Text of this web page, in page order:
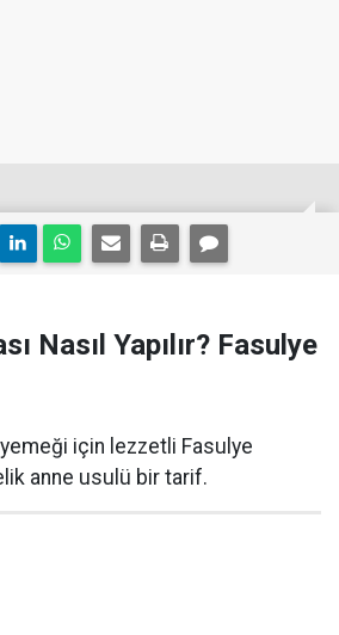
Nasıl Yapılır? Fasulye
için lezzetli Fasulye
anne usulü bir tarif.